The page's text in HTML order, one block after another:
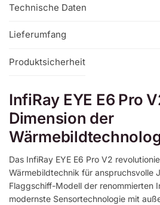
:Technische Daten
Lieferumfang
Produktsicherheit
InfiRay EYE E6 Pro
Dimension der
Das InfiRay EYE E6 Pro V2
Wärmebildtechnik für anspruchsvolle
Flaggschiff-Modell der renommierten
modernste Sensortechnologie mit